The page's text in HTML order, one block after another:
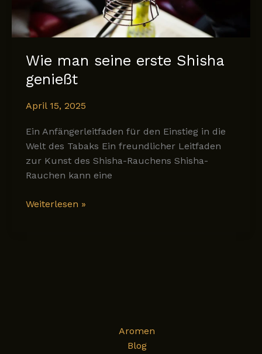
Wie man seine erste Shisha
genießt
April 15, 2025
Ein Anfängerleitfaden für den Einstieg in die
Welt des Tabaks Ein freundlicher Leitfaden
zur Kunst des Shisha-Rauchens Shisha-
Rauchen kann eine
Wie
Weiterlesen »
Aromen
Blog